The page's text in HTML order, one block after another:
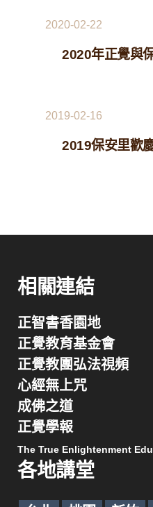
2020-02-22
2020年正覺與
2019-02-16
2019保安里歡
相關連結
正智書香園地
正覺教育基金會
正覺教團弘法視頻
心經無上咒
成佛之道
正覺學報
The True Enlightenment
各地講堂